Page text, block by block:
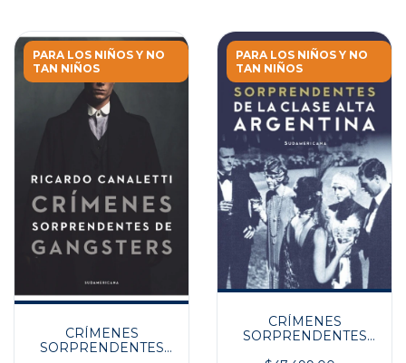
PARA LOS NIÑOS Y NO
TAN NIÑOS
CRÍMENES
SORPRENDENTES
PARA LOS NIÑOS Y NO
TAN NIÑOS
CRÍMENES
SORPRENDENTES